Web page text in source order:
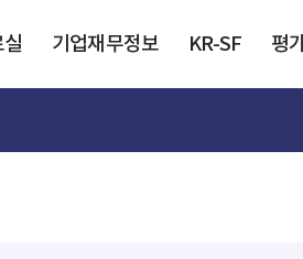
기업재무정보 KR-SF 평